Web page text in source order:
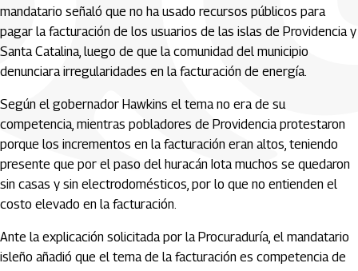
mandatario señaló que no ha usado recursos públicos para
pagar la facturación de los usuarios de las islas de Providencia y
Santa Catalina, luego de que la comunidad del municipio
denunciara irregularidades en la facturación de energía.
Según el gobernador Hawkins el tema no era de su
competencia, mientras pobladores de Providencia protestaron
porque los incrementos en la facturación eran altos, teniendo
presente que por el paso del huracán Iota muchos se quedaron
sin casas y sin electrodomésticos, por lo que no entienden el
costo elevado en la facturación.
Ante la explicación solicitada por la Procuraduría, el mandatario
isleño añadió que el tema de la facturación es competencia de